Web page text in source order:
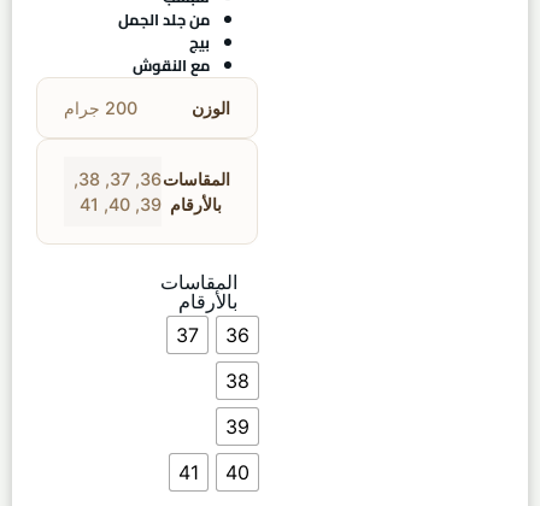
من جلد الجمل
بيج
مع النقوش
الوزن 200 جرام
المقاسات
بالأرقام
36
,
37
,
38
,
39
,
40
,
41
المقاسات
بالأرقام
36
37
38
39
40
41